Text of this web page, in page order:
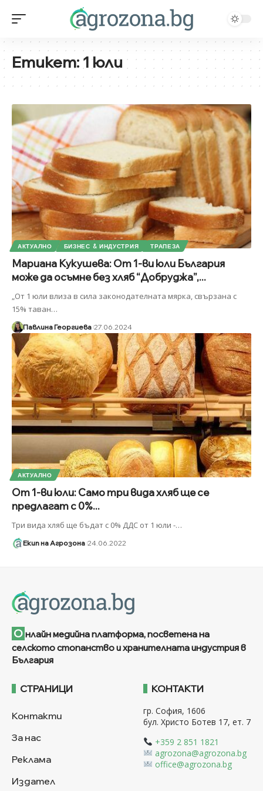
Етикет:1 юли
АКТУАЛНО БИЗНЕС & ИНДУСТРИЯ ТРАПЕЗА
Мариана Кукушева: От 1-ви юли България
може да осъмне без хляб “Добруджа”,...
„От 1 юли влиза в сила законодателната мярка, свързана с
15% таван…
Павлина Георгиева 27.06.2024
АКТУАЛНО
От 1-ви юли: Само три вида хляб ще се
предлагат с 0%...
Три вида хляб ще бъдат с 0% ДДС от 1 юли -…
Екип на Агрозона 24.06.2022
О нлайн медийна платформа, посветена на
селското стопанство и хранителната индустрия в
България
СТРАНИЦИ
Контакти
За нас
Реклама
Издател
КОНТАКТИ
гр. София, 1606
бул. Христо Ботев 17, ет. 7
+359 2 851 1821
agrozona@agrozona.bg
office@agrozona.bg